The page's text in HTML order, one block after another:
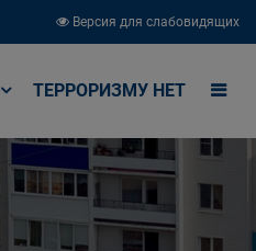
Версия для слабовидящих
ТЕРРОРИЗМУ НЕТ